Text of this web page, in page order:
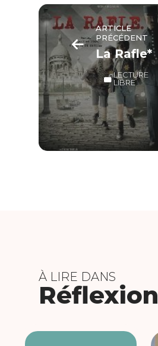
ARTICLE
PRÉCÉDENT
La Rafle*
LECTURE
LIBRE
À LIRE DANS
Réflexion